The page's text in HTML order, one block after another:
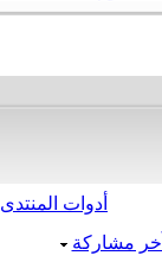
أدوات المنتدى
آخر مشاركة